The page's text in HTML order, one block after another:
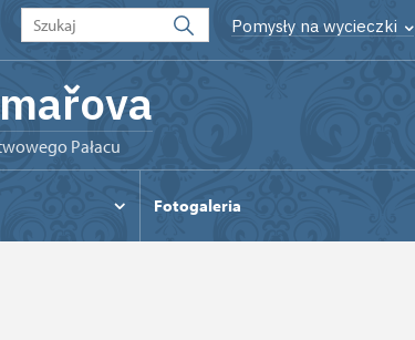
Pomysły na wycieczki
Pałacu
Fotogaleria